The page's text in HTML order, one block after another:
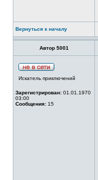
Вернуться к началу
Автор 5001
Искатель приключений
Зарегистрирован: 01.01.1970
03:00
Сообщения: 15